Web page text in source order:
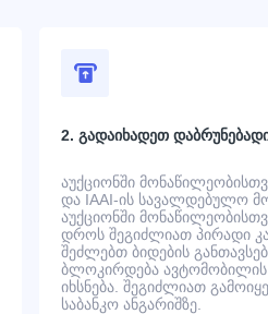
2. გადაიხადეთ
აუქციონში
და IAAI-ის სავალდებულო
აუქციონში
დროს შეგიძლიათ პირადი
შეძლებთ ბიდების
ბლოკირდება ავტომობილის
იხსნება. შეგიძლიათ
საბანკო ანგარიშზე.